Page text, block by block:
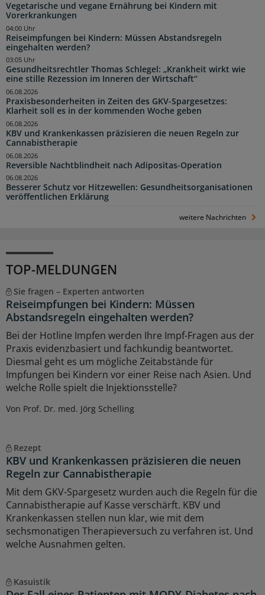
Vegetarische und vegane Ernährung bei Kindern mit
Vorerkrankungen
Reiseimpfungen bei Kindern: Müssen Abstandsregeln
eingehalten werden?
04:00 Uhr
Gesundheitsrechtler Thomas Schlegel: „Krankheit wirkt wie
eine stille Rezession im Inneren der Wirtschaft“
03:05 Uhr
Praxisbesonderheiten in Zeiten des GKV-Spargesetzes:
Klarheit soll es in der kommenden Woche geben
06.08.2026
KBV und Krankenkassen präzisieren die neuen Regeln zur
Cannabistherapie
06.08.2026
Reversible Nachtblindheit nach Adipositas-Operation
06.08.2026
Besserer Schutz vor Hitzewellen: Gesundheitsorganisationen
veröffentlichen Erklärung
06.08.2026
weitere Nachrichten
TOP-MELDUNGEN
Sie fragen – Experten antworten
Reiseimpfungen bei Kindern: Müssen
Abstandsregeln eingehalten werden?
Bei der Hotline Impfen werden Ihre Impf-Fragen aus der
Praxis evidenzbasiert und fachkundig beantwortet.
Diesmal geht es um mögliche Zeitabstände für
Impfungen bei Kindern vor einer Reise nach Asien. Und
welche Rolle spielt die Injektionsstelle?
Von Prof. Dr. med. Jörg Schelling
Rezept
KBV und Krankenkassen präzisieren die neuen
Regeln zur Cannabistherapie
Mit dem GKV-Spargesetz wurden auch die Regeln für die
Cannabistherapie auf Kasse verschärft. KBV und
Krankenkassen stellen nun klar, wie mit dem
sechsmonatigen Therapieversuch zu verfahren ist. Und
welche Ausnahmen gelten.
Kasuistik